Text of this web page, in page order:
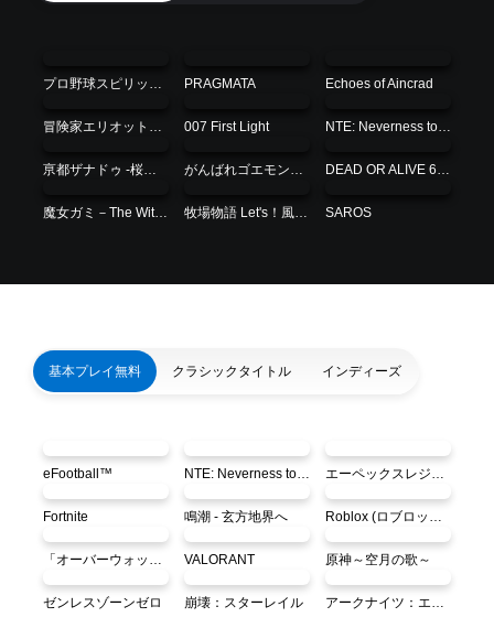
プロ野球スピリッツ2026 PRAGMATA Echoes of Aincrad
冒険家エリオットの千年物語 007 First Light NTE: Neverness to Everness
亰都ザナドゥ -桜花幻舞- がんばれゴエモン大集合！ DEAD OR ALIVE 6 Last Round 基本無料版
魔女ガミ－The Witch of Luludidea－ 牧場物語 Let's！風のグランドバザール SAROS
基本プレイ無料 クラシックタイトル インディーズ
eFootball™ NTE: Neverness to Everness エーペックスレジェンズ‎ PS5
Fortnite 鳴潮 - 玄方地界へ Roblox (ロブロックス)
「オーバーウォッチ®」 VALORANT 原神～空月の歌～
ゼンレスゾーンゼロ 崩壊：スターレイル アークナイツ：エンドフィールド